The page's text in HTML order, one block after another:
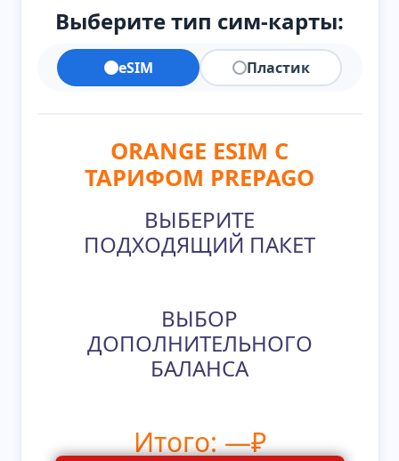
Выберите тип сим-карты:
eSIM Пластик
ORANGE ESIM С
ТАРИФОМ PREPAGO
ВЫБЕРИТЕ
ПОДХОДЯЩИЙ ПАКЕТ
ВЫБОР
ДОПОЛНИТЕЛЬНОГО
БАЛАНСА
Итого:—₽